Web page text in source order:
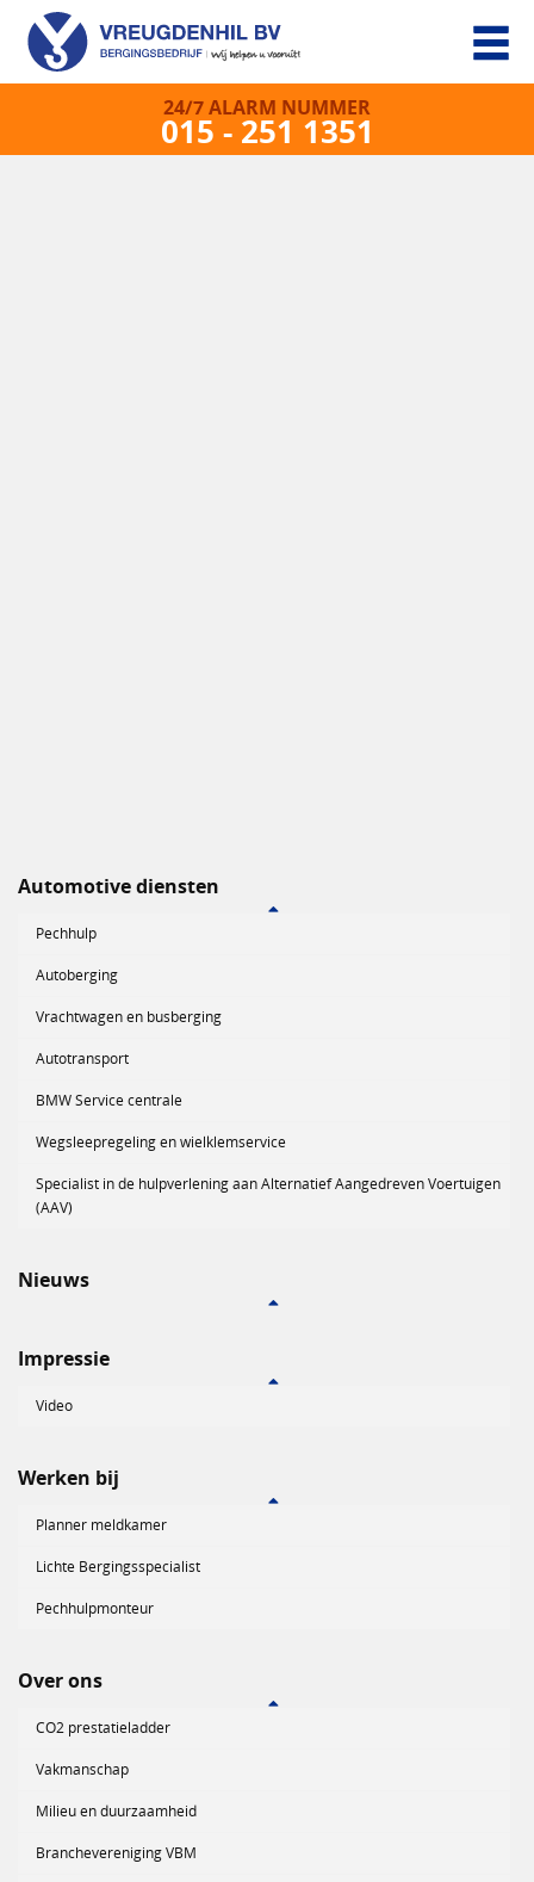
24/7 ALARM NUMMER
015 - 251 1351
Automotive diensten
Pechhulp
Autoberging
Vrachtwagen en busberging
Autotransport
BMW Service centrale
Wegsleepregeling en wielklemservice
Specialist in de hulpverlening aan Alternatief Aangedreven Voertuigen
(AAV)
Nieuws
Impressie
Video
Werken bij
Planner meldkamer
Lichte Bergingsspecialist
Pechhulpmonteur
Over ons
CO2 prestatieladder
Vakmanschap
Milieu en duurzaamheid
Branchevereniging VBM